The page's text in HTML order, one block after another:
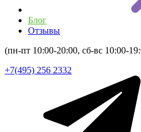
Блог
Отзывы
(пн-пт 10:00-20:00, сб-вс 10:00-
+7(495) 256 2332